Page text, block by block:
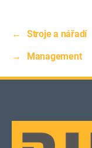
←
Stroje a nářadí
→
Management